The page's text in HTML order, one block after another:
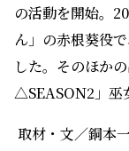
取材・文／銅本
「青のオ